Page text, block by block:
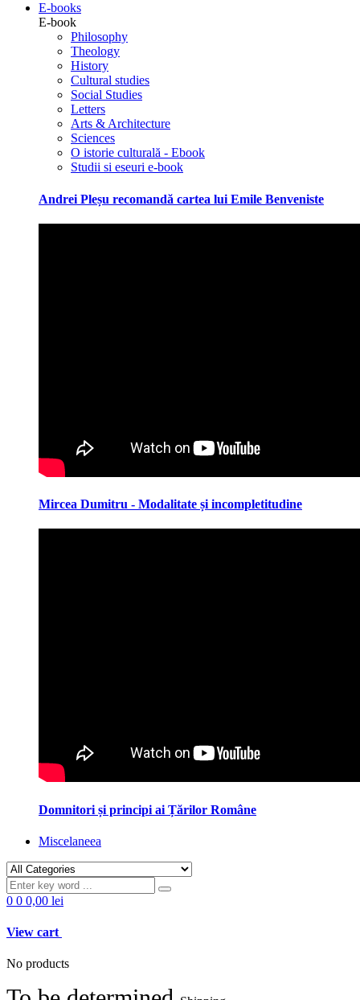
E-books
E-book
Philosophy
Theology
History
Cultural studies
Social Studies
Letters
Arts & Architecture
Sciences
O istorie culturală - Ebook
Studii si eseuri e-book
Andrei Pleșu recomandă cartea lui Emile Benveniste
Mircea Dumitru - Modalitate și incompletitudine
Domnitori și principi ai Țărilor Române
Miscelaneea
0 0 0,00 lei
View cart
No products